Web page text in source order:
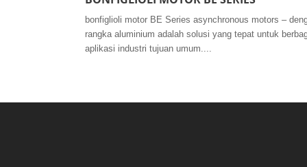
bonfiglioli motor BE Series asynchronous motors –
rangka aluminium adalah solusi yang tepat untuk
aplikasi industri tujuan umum....